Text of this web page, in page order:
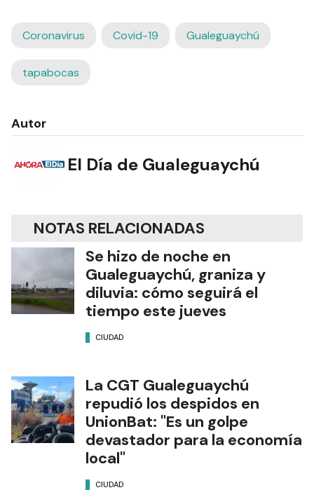
Coronavirus Covid-19 Gualeguaychú
tapabocas
Autor
El Día de Gualeguaychú
NOTAS RELACIONADAS
Se hizo de noche en
Gualeguaychú, graniza y
diluvia: cómo seguirá el
tiempo este jueves
CIUDAD
La CGT Gualeguaychú
repudió los despidos en
UnionBat: "Es un golpe
devastador para la economía
local"
CIUDAD